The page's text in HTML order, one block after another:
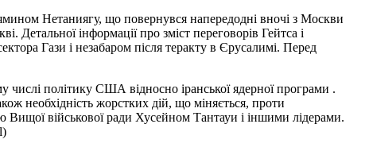
Нетаниягу, що повернувся напередодні вночі з Москви
Детальної інформації про зміст переговорів Гейтса і
Гази і незабаром після теракту в Єрусалимі. Перед
числі політику США відносно іранської ядерної програми .
необхідність жорстких дій, що міняється, проти
Вищої військової ради Хусейном Тантауи і іншими лідерами.